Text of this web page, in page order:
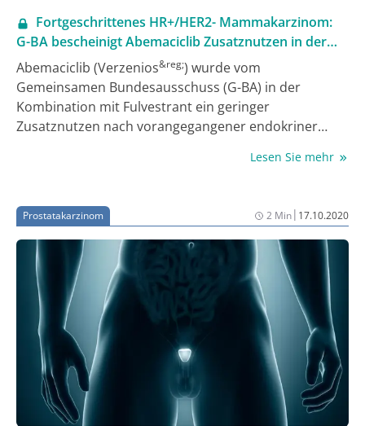
Fortgeschrittenes HR+/HER2- Mammakarzinom:
G-BA bescheinigt Abemaciclib Zusatznutzen in der
Zweitlinie
Abemaciclib (Verzenios&reg;) wurde vom
Gemeinsamen Bundesausschuss (G-BA) in der
Kombination mit Fulvestrant ein geringer
Zusatznutzen nach vorangegangener endokriner
Mammakarzinoms bei postmenopausalen Frauen
der Zulassungsstudie MONARCH 2, in der Abemaciclib
+ Fulvestrant im Vergleich zu Placebo + Fulvestrant
den Patientinnen eine signifikante Verlängerung des
progressionsfreien und des Gesamt-überlebens
ermöglichte, ohne die Lebensqualität zu
beeinträchtigen.
Lesen Sie mehr
Prostatakarzinom 2 Min| 17.10.2020